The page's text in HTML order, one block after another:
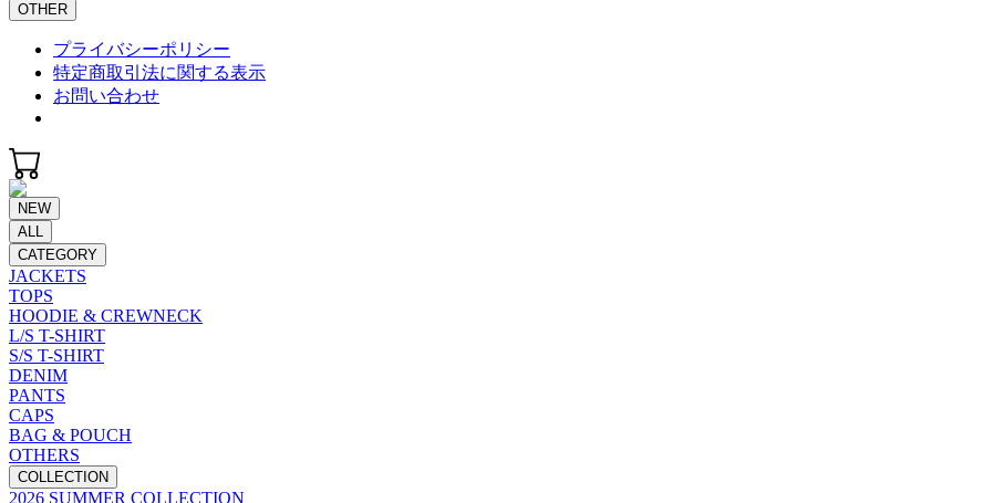
OTHER
プライバシーポリシー
特定商取引法に関する表示
お問い合わせ
NEW
ALL
CATEGORY
JACKETS
TOPS
HOODIE & CREWNECK
L/S T-SHIRT
S/S T-SHIRT
DENIM
PANTS
CAPS
BAG & POUCH
OTHERS
COLLECTION
2026 SUMMER COLLECTION